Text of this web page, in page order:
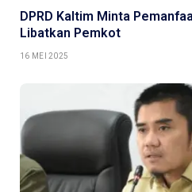
DPRD Kaltim Minta
Libatkan Pemkot
16 MEI 2025